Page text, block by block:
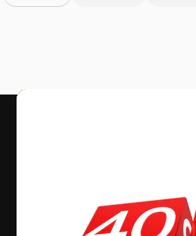
Vídeos
A plataforma criativa para
seu melhor trabalho. Mais
assinantes entre criativos,
agências e estúdios.